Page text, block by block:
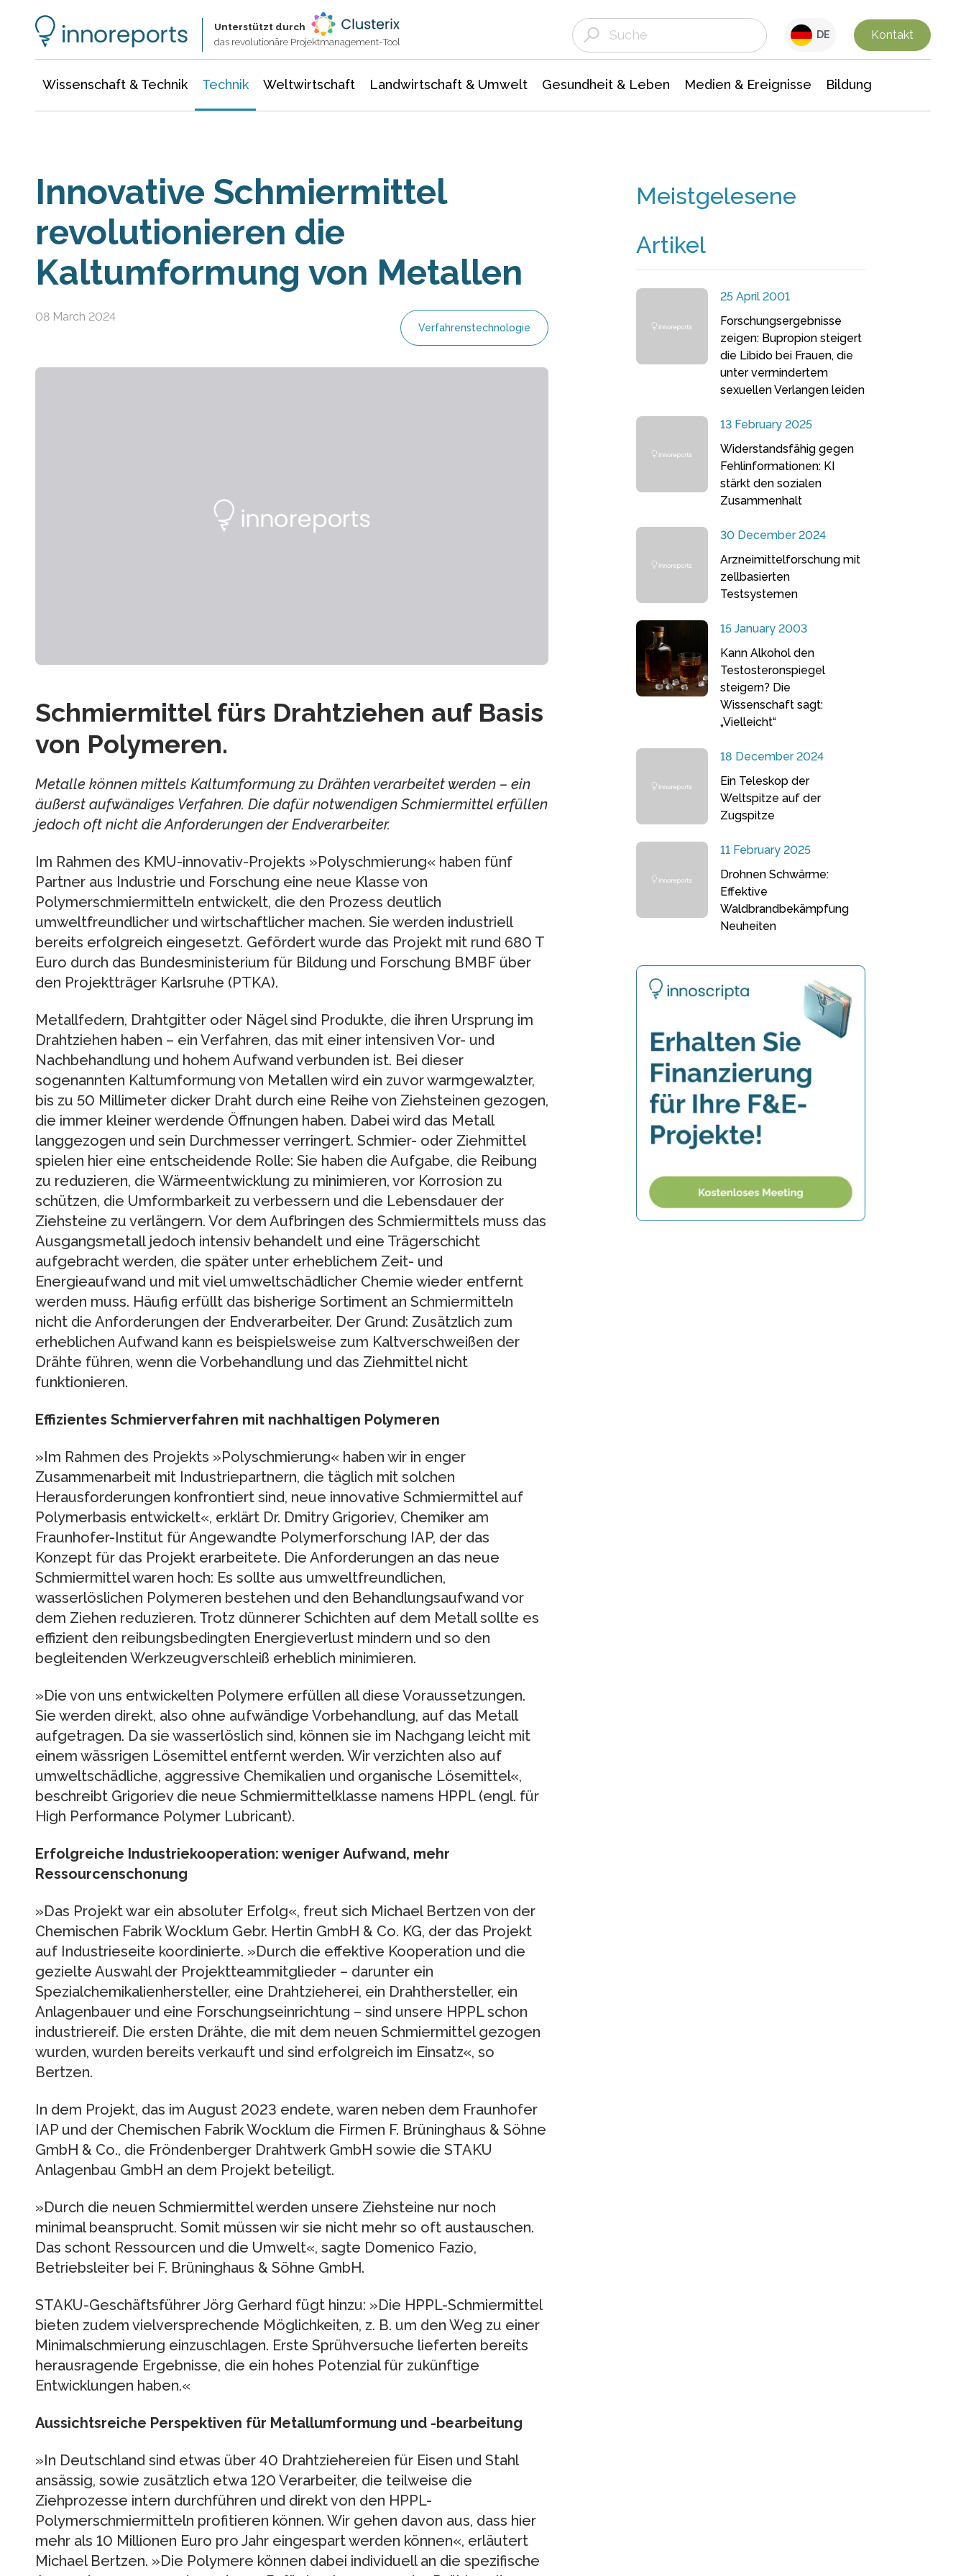
Unterstützt durch
das revolutionäre Projektmanagement-Tool
DE Kontakt
Wissenschaft & Technik Technik Weltwirtschaft Landwirtschaft & Umwelt Gesundheit & Leben Medien & Ereignisse Bildung
Innovative Schmiermittel
revolutionieren die
Kaltumformung von Metallen
08 March 2024
Verfahrenstechnologie
Schmiermittel fürs Drahtziehen auf Basis
von Polymeren.
Metalle können mittels Kaltumformung zu Drähten verarbeitet werden – ein
äußerst aufwändiges Verfahren. Die dafür notwendigen Schmiermittel erfüllen
jedoch oft nicht die Anforderungen der Endverarbeiter.
Im Rahmen des KMU-innovativ-Projekts »Polyschmierung« haben fünf
Partner aus Industrie und Forschung eine neue Klasse von
Polymerschmiermitteln entwickelt, die den Prozess deutlich
umweltfreundlicher und wirtschaftlicher machen. Sie werden industriell
bereits erfolgreich eingesetzt. Gefördert wurde das Projekt mit rund 680 T
Euro durch das Bundesministerium für Bildung und Forschung BMBF über
den Projektträger Karlsruhe (PTKA).
Metallfedern, Drahtgitter oder Nägel sind Produkte, die ihren Ursprung im
Drahtziehen haben – ein Verfahren, das mit einer intensiven Vor- und
Nachbehandlung und hohem Aufwand verbunden ist. Bei dieser
sogenannten Kaltumformung von Metallen wird ein zuvor warmgewalzter,
bis zu 50 Millimeter dicker Draht durch eine Reihe von Ziehsteinen gezogen,
die immer kleiner werdende Öffnungen haben. Dabei wird das Metall
langgezogen und sein Durchmesser verringert. Schmier- oder Ziehmittel
spielen hier eine entscheidende Rolle: Sie haben die Aufgabe, die Reibung
zu reduzieren, die Wärmeentwicklung zu minimieren, vor Korrosion zu
schützen, die Umformbarkeit zu verbessern und die Lebensdauer der
Ziehsteine zu verlängern. Vor dem Aufbringen des Schmiermittels muss das
Ausgangsmetall jedoch intensiv behandelt und eine Trägerschicht
aufgebracht werden, die später unter erheblichem Zeit- und
Energieaufwand und mit viel umweltschädlicher Chemie wieder entfernt
werden muss. Häufig erfüllt das bisherige Sortiment an Schmiermitteln
nicht die Anforderungen der Endverarbeiter. Der Grund: Zusätzlich zum
erheblichen Aufwand kann es beispielsweise zum Kaltverschweißen der
Drähte führen, wenn die Vorbehandlung und das Ziehmittel nicht
funktionieren.
Effizientes Schmierverfahren mit nachhaltigen Polymeren
»Im Rahmen des Projekts »Polyschmierung« haben wir in enger
Zusammenarbeit mit Industriepartnern, die täglich mit solchen
Herausforderungen konfrontiert sind, neue innovative Schmiermittel auf
Polymerbasis entwickelt«, erklärt Dr. Dmitry Grigoriev, Chemiker am
Fraunhofer-Institut für Angewandte Polymerforschung IAP, der das
Konzept für das Projekt erarbeitete. Die Anforderungen an das neue
Schmiermittel waren hoch: Es sollte aus umweltfreundlichen,
wasserlöslichen Polymeren bestehen und den Behandlungsaufwand vor
dem Ziehen reduzieren. Trotz dünnerer Schichten auf dem Metall sollte es
effizient den reibungsbedingten Energieverlust mindern und so den
begleitenden Werkzeugverschleiß erheblich minimieren.
»Die von uns entwickelten Polymere erfüllen all diese Voraussetzungen.
Sie werden direkt, also ohne aufwändige Vorbehandlung, auf das Metall
aufgetragen. Da sie wasserlöslich sind, können sie im Nachgang leicht mit
einem wässrigen Lösemittel entfernt werden. Wir verzichten also auf
umweltschädliche, aggressive Chemikalien und organische Lösemittel«,
beschreibt Grigoriev die neue Schmiermittelklasse namens HPPL (engl. für
High Performance Polymer Lubricant).
Erfolgreiche Industriekooperation: weniger Aufwand, mehr
Ressourcenschonung
»Das Projekt war ein absoluter Erfolg«, freut sich Michael Bertzen von der
Chemischen Fabrik Wocklum Gebr. Hertin GmbH & Co. KG, der das Projekt
auf Industrieseite koordinierte. »Durch die effektive Kooperation und die
gezielte Auswahl der Projektteammitglieder – darunter ein
Spezialchemikalienhersteller, eine Drahtzieherei, ein Drahthersteller, ein
Anlagenbauer und eine Forschungseinrichtung – sind unsere HPPL schon
industriereif. Die ersten Drähte, die mit dem neuen Schmiermittel gezogen
wurden, wurden bereits verkauft und sind erfolgreich im Einsatz«, so
Bertzen.
In dem Projekt, das im August 2023 endete, waren neben dem Fraunhofer
IAP und der Chemischen Fabrik Wocklum die Firmen F. Brüninghaus & Söhne
GmbH & Co., die Fröndenberger Drahtwerk GmbH sowie die STAKU
Anlagenbau GmbH an dem Projekt beteiligt.
»Durch die neuen Schmiermittel werden unsere Ziehsteine nur noch
minimal beansprucht. Somit müssen wir sie nicht mehr so oft austauschen.
Das schont Ressourcen und die Umwelt«, sagte Domenico Fazio,
Betriebsleiter bei F. Brüninghaus & Söhne GmbH.
STAKU-Geschäftsführer Jörg Gerhard fügt hinzu: »Die HPPL-Schmiermittel
bieten zudem vielversprechende Möglichkeiten, z. B. um den Weg zu einer
Minimalschmierung einzuschlagen. Erste Sprühversuche lieferten bereits
herausragende Ergebnisse, die ein hohes Potenzial für zukünftige
Entwicklungen haben.«
Aussichtsreiche Perspektiven für Metallumformung und -bearbeitung
»In Deutschland sind etwas über 40 Drahtziehereien für Eisen und Stahl
ansässig, sowie zusätzlich etwa 120 Verarbeiter, die teilweise die
Ziehprozesse intern durchführen und direkt von den HPPL-
Polymerschmiermitteln profitieren können. Wir gehen davon aus, dass hier
mehr als 10 Millionen Euro pro Jahr eingespart werden können«, erläutert
Michael Bertzen. »Die Polymere können dabei individuell an die spezifische
Meistgelesene
Artikel
25 April 2001
Forschungsergebnisse
zeigen: Bupropion steigert
die Libido bei Frauen, die
unter vermindertem
sexuellen Verlangen leiden
13 February 2025
Widerstandsfähig gegen
Fehlinformationen: KI
stärkt den sozialen
Zusammenhalt
30 December 2024
Arzneimittelforschung mit
zellbasierten
Testsystemen
15 January 2003
Kann Alkohol den
Testosteronspiegel
steigern? Die
Wissenschaft sagt:
„Vielleicht“
18 December 2024
Ein Teleskop der
Weltspitze auf der
Zugspitze
11 February 2025
Drohnen Schwärme:
Effektive
Waldbrandbekämpfung
Neuheiten